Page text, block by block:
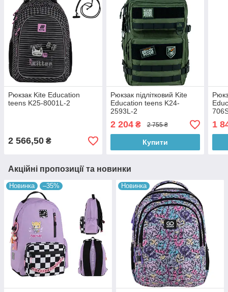
Рюкзак Kite Education
teens K25-8001L-2
2 566,50 ₴
Рюкзак підлітковий Kite
Education teens K24-
2593L-2
2 204₴ 2 755 ₴
Купити
1
Акційні пропозиції та новинки
Новинка –35% Новинка